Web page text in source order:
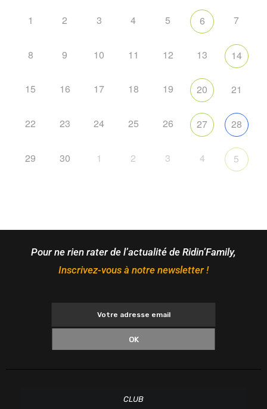
1 2 3 4 5 6 7
8 9 10 11 12 13 14
15 16 17 18 19 20 21
22 23 24 25 26 27 28
29 30 1 2 3 4 5
Pour ne rien rater de l’actualité de Ridin’Family,
Inscrivez-vous à notre newsletter !
OK
CLUB